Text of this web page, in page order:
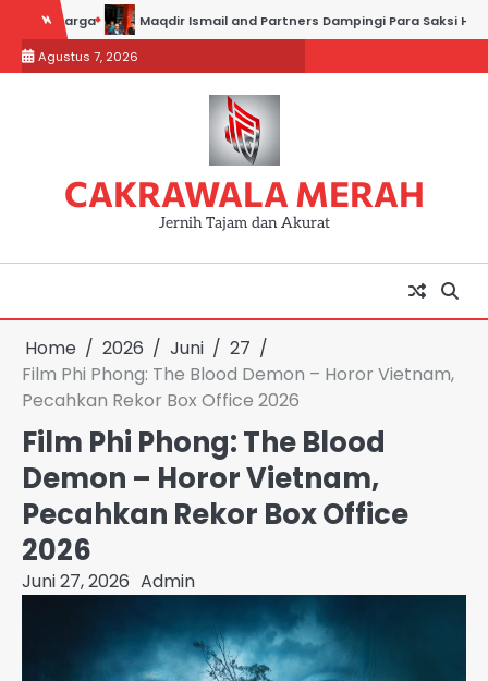
content
Maqdir Ismail and Partners Dampingi Para Saksi Hadiri
Agustus 7, 2026
CAKRAWALA MERAH
Jernih Tajam dan Akurat
Home 2026 Juni
27
Film Phi Phong: The Blood Demon – Horor Vietnam,
Pecahkan Rekor Box Office 2026
Film Phi Phong: The Blood
Demon – Horor Vietnam,
Pecahkan Rekor Box Office
2026
Juni 27, 2026 Admin